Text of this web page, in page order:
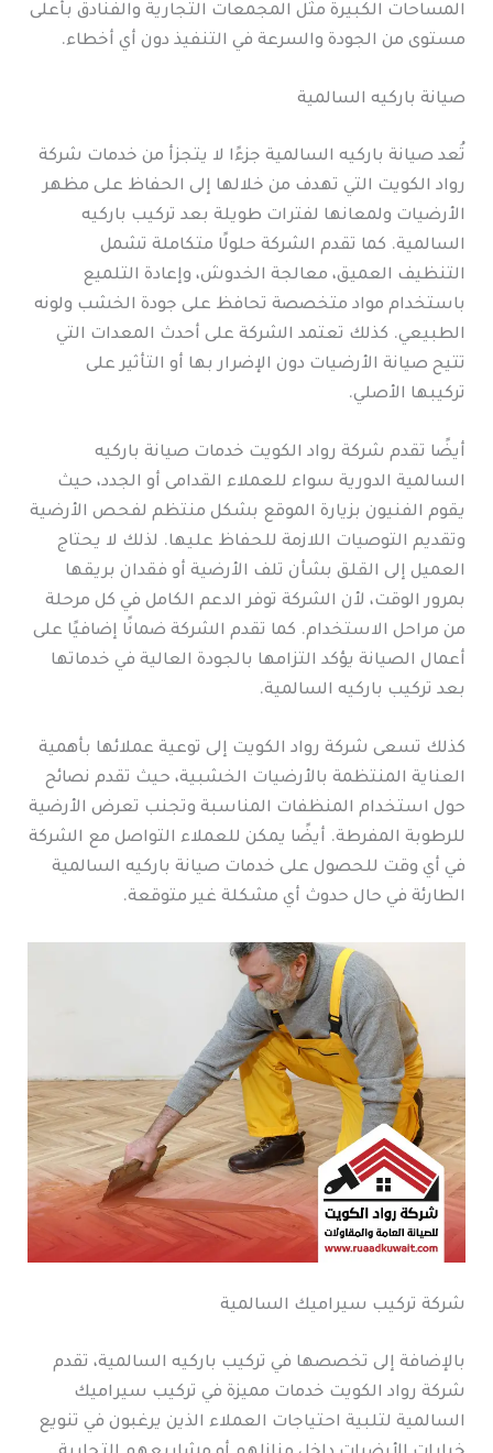
المساحات الكبيرة مثل المجمعات التجارية والفنادق بأعلى
مستوى من الجودة والسرعة في التنفيذ دون أي أخطاء.
صيانة باركيه السالمية
تُعد صيانة باركيه السالمية جزءًا لا يتجزأ من خدمات شركة
رواد الكويت التي تهدف من خلالها إلى الحفاظ على مظهر
الأرضيات ولمعانها لفترات طويلة بعد تركيب باركيه
السالمية. كما تقدم الشركة حلولًا متكاملة تشمل
التنظيف العميق، معالجة الخدوش، وإعادة التلميع
باستخدام مواد متخصصة تحافظ على جودة الخشب ولونه
الطبيعي. كذلك تعتمد الشركة على أحدث المعدات التي
تتيح صيانة الأرضيات دون الإضرار بها أو التأثير على
تركيبها الأصلي.
أيضًا تقدم شركة رواد الكويت خدمات صيانة باركيه
السالمية الدورية سواء للعملاء القدامى أو الجدد، حيث
يقوم الفنيون بزيارة الموقع بشكل منتظم لفحص الأرضية
وتقديم التوصيات اللازمة للحفاظ عليها. لذلك لا يحتاج
العميل إلى القلق بشأن تلف الأرضية أو فقدان بريقها
بمرور الوقت، لأن الشركة توفر الدعم الكامل في كل مرحلة
من مراحل الاستخدام. كما تقدم الشركة ضمانًا إضافيًا على
أعمال الصيانة يؤكد التزامها بالجودة العالية في خدماتها
بعد تركيب باركيه السالمية.
كذلك تسعى شركة رواد الكويت إلى توعية عملائها بأهمية
العناية المنتظمة بالأرضيات الخشبية، حيث تقدم نصائح
حول استخدام المنظفات المناسبة وتجنب تعرض الأرضية
للرطوبة المفرطة. أيضًا يمكن للعملاء التواصل مع الشركة
في أي وقت للحصول على خدمات صيانة باركيه السالمية
الطارئة في حال حدوث أي مشكلة غير متوقعة.
شركة تركيب سيراميك السالمية
بالإضافة إلى تخصصها في تركيب باركيه السالمية، تقدم
شركة رواد الكويت خدمات مميزة في تركيب سيراميك
السالمية لتلبية احتياجات العملاء الذين يرغبون في تنويع